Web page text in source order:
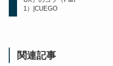
1）|CUEGO
関連記事